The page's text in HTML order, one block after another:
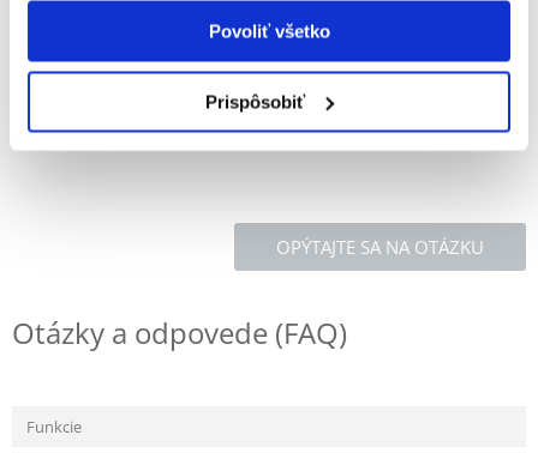
Povoliť všetko
Prispôsobiť
OPÝTAJTE SA NA OTÁZKU
Otázky a odpovede (FAQ)
Funkcie